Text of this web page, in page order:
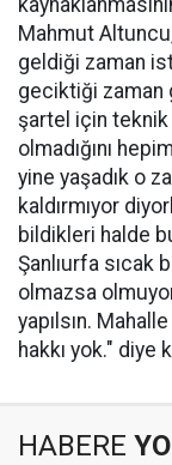
Mahmut
geldiği zaman
geciktiği zaman
şartel için teknik
olmadığını
yine yaşadık o
kaldırmıyor
bildikleri halde
Şanlıurfa sıcak
olmazsa
yapılsın.
hakkı yok." diye
HABERE